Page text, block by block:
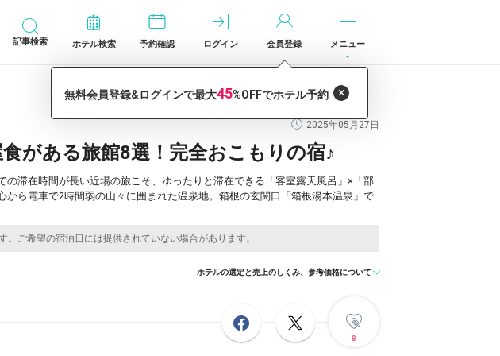
記事検索 ホテル検索 予約確認 ログイン 会員登録 メニュー
2025年05月27日
がある旅館8選！完全おこもりの宿♪
滞在時間が長い近場の旅こそ、ゆったりと滞在できる「客室露天風呂」×「部
ら電車で2時間弱の山々に囲まれた温泉地。箱根の玄関口「箱根湯本温泉」で
ホテルの選定と売上のしくみ、参考価格について
8